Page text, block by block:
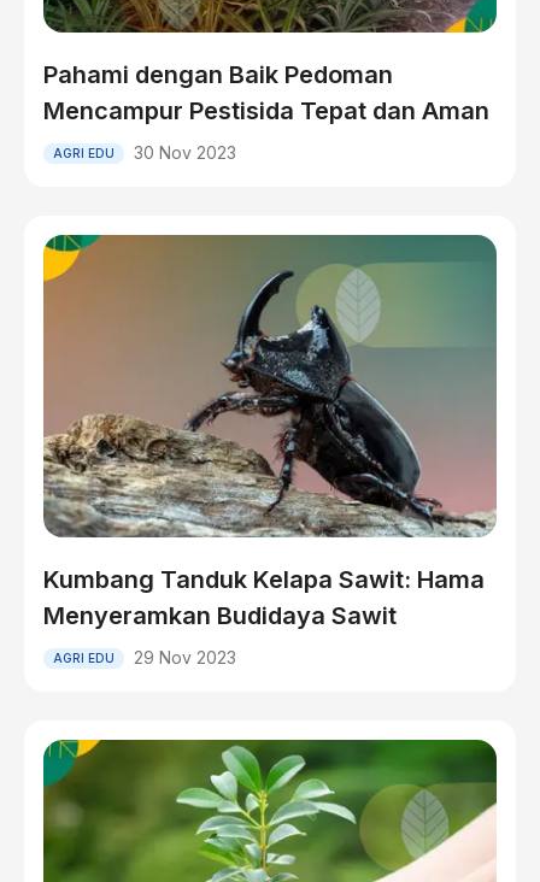
Pahami dengan Baik Pedoman
Mencampur Pestisida Tepat dan Aman
AGRI EDU 30 Nov 2023
Kumbang Tanduk Kelapa Sawit: Hama
Menyeramkan Budidaya Sawit
AGRI EDU 29 Nov 2023